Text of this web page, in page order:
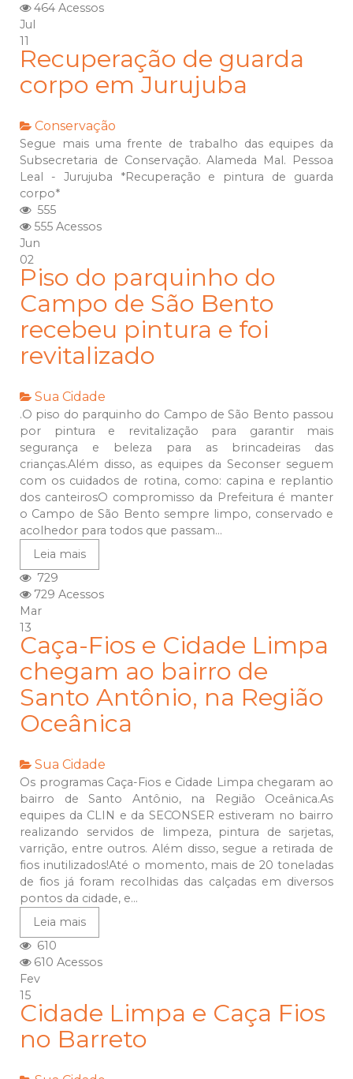
464 Acessos
Jul
11
Recuperação de guarda
corpo em Jurujuba
Conservação
Segue mais uma frente de trabalho das equipes da
Subsecretaria de Conservação. Alameda Mal. Pessoa
Leal - Jurujuba *Recuperação e pintura de guarda
corpo*
555
555 Acessos
Jun
02
Piso do parquinho do
Campo de São Bento
recebeu pintura e foi
revitalizado
Sua Cidade
.O piso do parquinho do Campo de São Bento passou
por pintura e revitalização para garantir mais
segurança e beleza para as brincadeiras das
crianças.Além disso, as equipes da Seconser seguem
com os cuidados de rotina, como: capina e replantio
dos canteirosO compromisso da Prefeitura é manter
o Campo de São Bento sempre limpo, conservado e
acolhedor para todos que passam...
Leia mais
729
729 Acessos
Mar
13
Caça-Fios e Cidade Limpa
chegam ao bairro de
Santo Antônio, na Região
Oceânica
Sua Cidade
Os programas Caça-Fios e Cidade Limpa chegaram ao
bairro de Santo Antônio, na Região Oceânica.As
equipes da CLIN e da SECONSER estiveram no bairro
realizando servidos de limpeza, pintura de sarjetas,
varrição, entre outros. Além disso, segue a retirada de
fios inutilizados!Até o momento, mais de 20 toneladas
de fios já foram recolhidas das calçadas em diversos
pontos da cidade, e...
Leia mais
610
610 Acessos
Fev
15
Cidade Limpa e Caça Fios
no Barreto